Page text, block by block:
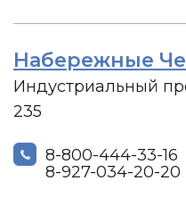
Набережные
Индустриальный
235
8-800-444-33-16
8-927-034-20-20